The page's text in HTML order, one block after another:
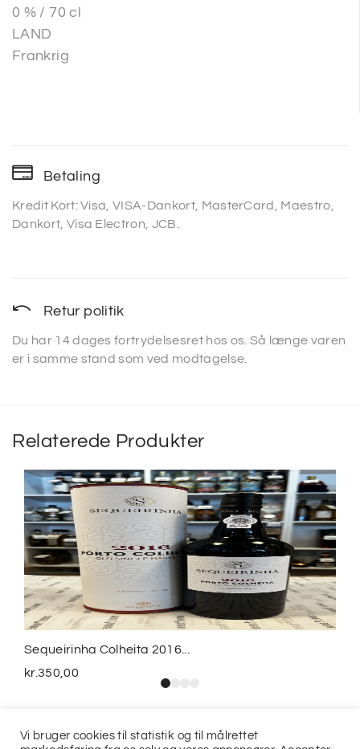
0 % / 70 cl
LAND
Frankrig
Betaling
Kredit Kort: Visa, VISA-Dankort, MasterCard, Maestro,
Dankort, Visa Electron, JCB.
Retur politik
Du har 14 dages fortrydelsesret hos os. Så længe varen
er i samme stand som ved modtagelse.
Relaterede Produkter
Sequeirinha Colheita 2016...
kr.350,00
Vi bruger cookies til statistik og til målrettet